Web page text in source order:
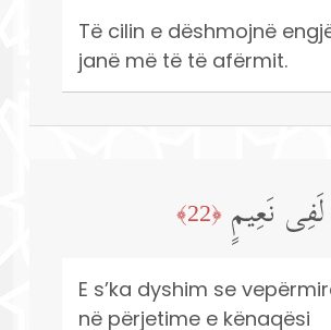
Të cilin e dëshmojnë
janë më të të afërmit.
لَفِی نَعِیمٍ ﴿22﴾
E s’ka dyshim se
në përjetime e kënaqësi